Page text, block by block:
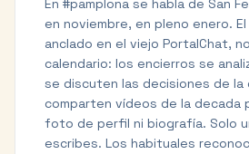
En #pamplona se habla de San
en noviembre, en pleno enero. El
anclado en el viejo PortalChat,
calendario: los encierros se
se discuten las decisiones de la
comparten vídeos de la decada
foto de perfil ni biografía. Solo
escribes. Los habituales